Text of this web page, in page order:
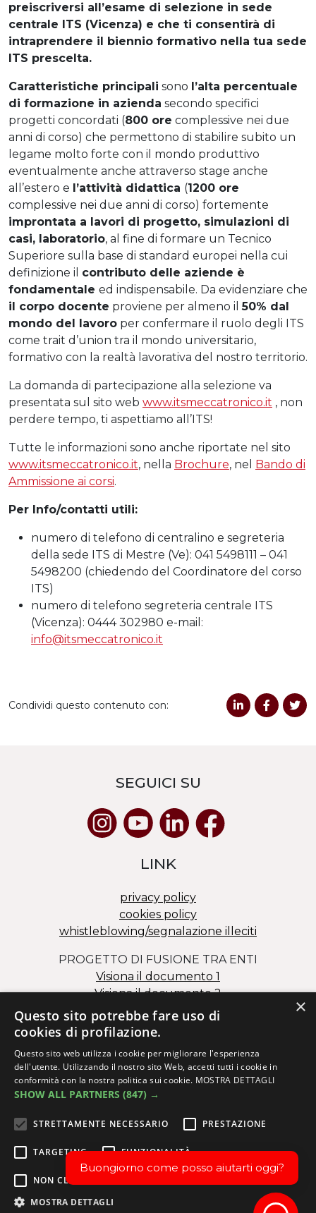
preiscriversi all’esame di selezione in sede
centrale ITS (Vicenza) e che ti consentirà di
intraprendere il biennio formativo nella tua sede
ITS prescelta.
Caratteristiche principali sono l’alta percentuale
di formazione in azienda secondo specifici
progetti concordati (800 ore complessive nei due
anni di corso) che permettono di stabilire subito un
legame molto forte con il mondo produttivo
eventualmente anche attraverso stage anche
all’estero e l’attività didattica (1200 ore
complessive nei due anni di corso) fortemente
improntata a lavori di progetto, simulazioni di
casi, laboratorio, al fine di formare un Tecnico
Superiore sulla base di standard europei nella cui
definizione il contributo delle aziende è
fondamentale ed indispensabile. Da evidenziare che
il corpo docente proviene per almeno il50% dal
mondo del lavoro per confermare il ruolo degli ITS
come trait d’union tra il mondo universitario,
formativo con la realtà lavorativa del nostro territorio.
La domanda di partecipazione alla selezione va
presentata sul sito web www.itsmeccatronico.it , non
perdere tempo, ti aspettiamo all’ITS!
Tutte le informazioni sono anche riportate nel sito
www.itsmeccatronico.it, nella Brochure, nel
Bando di
Ammissione ai corsi.
Per Info/contatti utili:
numero di telefono di centralino e segreteria
della sede ITS di Mestre (Ve): 041 5498111 – 041
5498200 (chiedendo del Coordinatore del corso
ITS)
numero di telefono segreteria centrale ITS
(Vicenza): 0444 302980 e-mail:
info@itsmeccatronico.it
Condividi questo contenuto con:
SEGUICI SU
LINK
privacy policy
cookies policy
whistleblowing/segnalazione illeciti
PROGETTO DI FUSIONE TRA ENTI
Visiona il documento 1
Visiona il documento 2
Via dei Salesiani 15 – 30174 Mestre (VE)
info@issm.it|ittsanmarco@issm.it|info.fcs@issm.it
©2024 Istituto Salesiano San Marco - Via dei Salesiani, 15 -
×
Questo sito potrebbe fare uso di
cookies di profilazione.
Questo sito web utilizza i cookie per migliorare l'esperienza
dell'utente. Utilizzando il nostro sito Web, accetti tutti i cookie in
conformità con la nostra politica sui cookie. MOSTRA DETTAGLI
SHOW ALL PARTNERS (847) →
STRETTAMENTE NECESSARIO PRESTAZIONE
TARGETING FUNZIONALITÀ
NON CLASSIFICATI
MOSTRA DETTAGLI
Buongiorno come posso aiutarti oggi?